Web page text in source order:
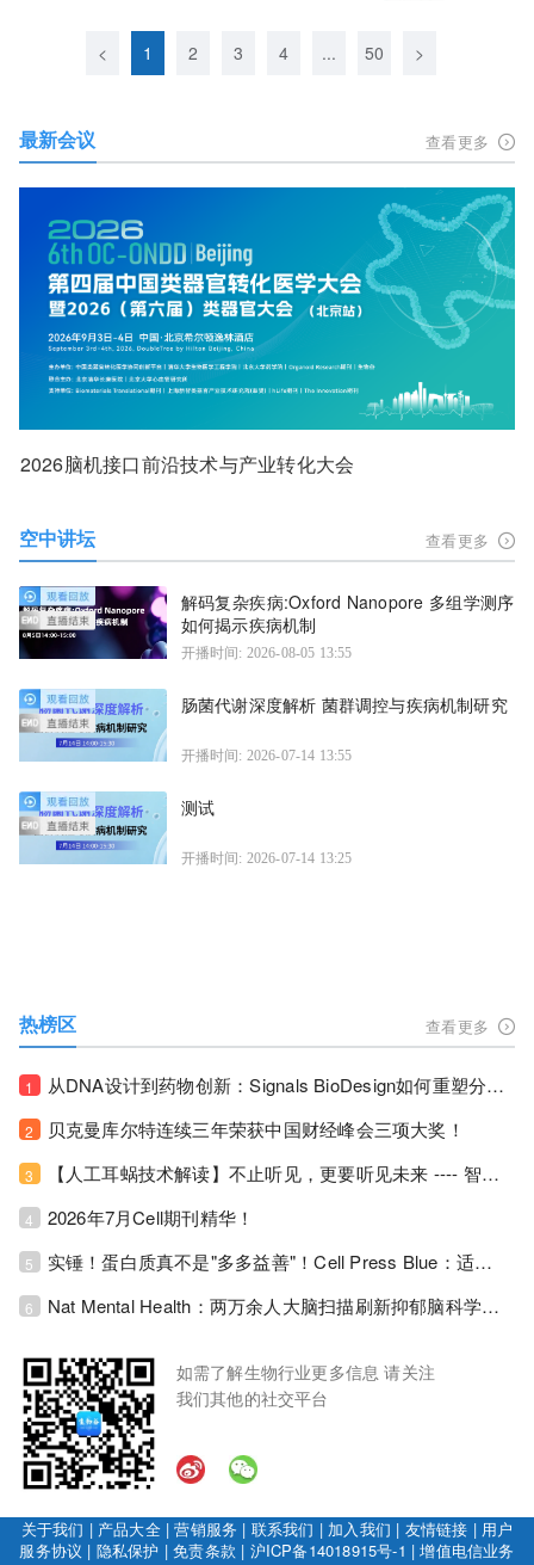
< 1 2 3 4 ... 50 >
最新会议 查看更多
2026脑机接口前沿技术与产业转化大会
空中讲坛 查看更多
解码复杂疾病:Oxford Nanopore 多组学测序
如何揭示疾病机制
开播时间: 2026-08-05 13:55
肠菌代谢深度解析 菌群调控与疾病机制研究
开播时间: 2026-07-14 13:55
测试
开播时间: 2026-07-14 13:25
热榜区 查看更多
1 从DNA设计到药物创新：Signals BioDesign如何重塑分子生物学研发生态！
2 贝克曼库尔特连续三年荣获中国财经峰会三项大奖！
3 【人工耳蜗技术解读】不止听见，更要听见未来 ---- 智能耳蜗，开启人工耳蜗技术新纪元！
4 2026年7月Cell期刊精华！
5 实锤！蛋白质真不是"多多益善"！Cell Press Blue：适度限蛋白，反而拉长健康寿命！
6 Nat Mental Health：两万余人大脑扫描刷新抑郁脑科学认知！抑郁不只是情绪病，视觉、运动脑区同步受损！
如需了解生物行业更多信息 请关注
我们其他的社交平台
关于我们 | 产品大全|营销服务 | 联系我们 | 加入我们 | 友情链接 | 用户
服务协议 | 隐私保护 |免责条款 | 沪ICP备14018915号-1 |增值电信业务